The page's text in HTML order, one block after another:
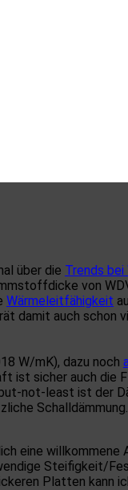
über die Trends
von
Wärmeleitfähigkeit
damit auch schon
W/mK), dazu noch
ist sicher auch die
but-not-least ist
eine
Steifigkeit/
Platten kann